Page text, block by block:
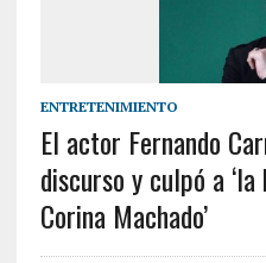
ENTRETENIMIENTO
El actor Fernando
discurso y culpó a
Corina Machado’